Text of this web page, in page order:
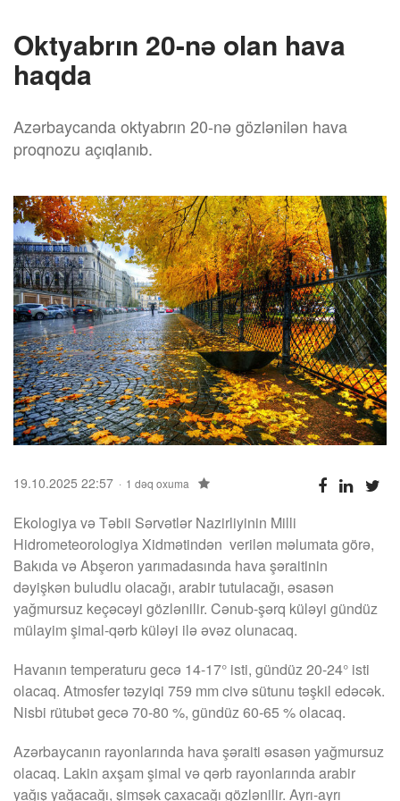
Oktyabrın 20-nə olan hava
haqda
Azərbaycanda oktyabrın 20-nə gözlənilən hava
proqnozu açıqlanıb.
19.10.2025 22:57 1 dəq oxuma
Ekologiya və Təbii Sərvətlər Nazirliyinin Milli
Hidrometeorologiya Xidmətindən verilən məlumata görə,
Bakıda və Abşeron yarımadasında hava şəraitinin
dəyişkən buludlu olacağı, arabir tutulacağı, əsasən
yağmursuz keçəcəyi gözlənilir. Cənub-şərq küləyi gündüz
mülayim şimal-qərb küləyi ilə əvəz olunacaq.
Havanın temperaturu gecə 14-17° isti, gündüz 20-24° isti
olacaq. Atmosfer təzyiqi 759 mm civə sütunu təşkil edəcək.
Nisbi rütubət gecə 70-80 %, gündüz 60-65 % olacaq.
Azərbaycanın rayonlarında hava şəraiti əsasən yağmursuz
olacaq. Lakin axşam şimal və qərb rayonlarında arabir
yağış yağacağı, şimşək çaxacağı gözlənilir. Ayrı-ayrı